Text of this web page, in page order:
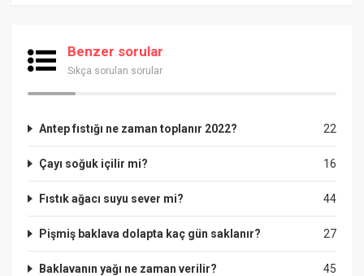
Benzer sorular
Sıkça sorulan sorular
22
Antep fıstığı ne zaman toplanır 2022?
16
Çayı soğuk içilir mi?
44
Fıstık ağacı suyu sever mi?
27
Pişmiş baklava dolapta kaç gün saklanır?
45
Baklavanın yağı ne zaman verilir?